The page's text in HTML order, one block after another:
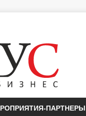
ПАРТНЕРЫ